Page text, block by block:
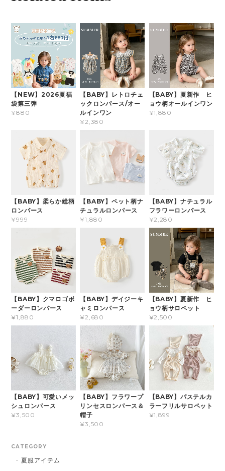
【NEW】2026夏福
袋第三弾
¥880
【BABY】レトロチェ
ックロンパース/オー
ルインワン
¥2,380
【BABY】夏新作 ヒ
ョウ柄オールインワン
¥1,880
【BABY】柔らか総柄
ロンパース
¥999
【BABY】ペット柄ナ
チュラルロンパース
¥1,880
【BABY】ナチュラル
フラワーロンパース
¥2,280
【BABY】クマロゴボ
ーダーロンパース
¥1,880
【BABY】デイジーキ
ャミロンパース
¥2,680
【BABY】夏新作 ヒ
ョウ柄サロペット
¥2,500
【BABY】可愛いメッ
シュロンパース
¥3,500
【BABY】フラワープ
リンセスロンパース＆
帽子
¥3,500
【BABY】パステルカ
ラーフリルサロペット
¥1,899
CATEGORY
夏服アイテム